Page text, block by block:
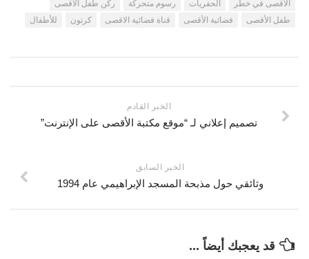
اتصل بنا
مكتبة الفيديوهات
العروض التقديمية
دروس علمية
متفرقات
الأقصى في خطر
الحفريات رسوم متحركة
ركن طفل الأقصى
طفل الأقصى
فضائية الأقصى قناة فضائية الاقصى كرتون للأطفال
الخبر القادم
تصميم إعلاني لـ “موقع مكتبة الأقصى على الإنترنت”
الخبر السابق
وثائقي حول مذبحة المسجد الإبراهيمي عام 1994
قد يعجبك أيضاً ...